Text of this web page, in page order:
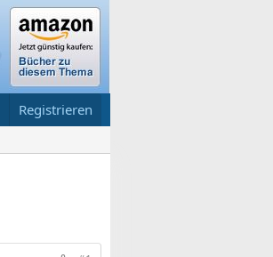
Registrieren